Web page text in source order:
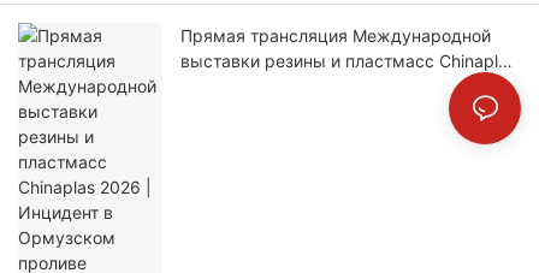
Прямая трансляция Международной
выставки резины и пластмасс Chinaplas
2026 | Инцидент в Ормузском проливе
нарушил глобальный рынок сырья для
производства резины и пластмасс –